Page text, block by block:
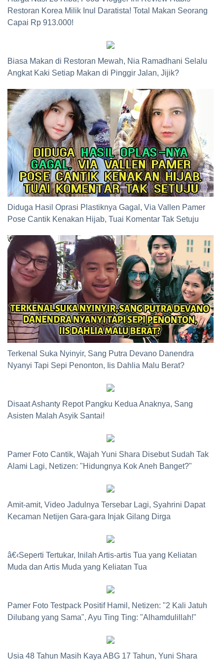
Restoran Korea Milik Inul Daratista! Total Makan Seorang
Capai Rp 913.000!
Biasa Makan di Restoran Mewah, Nia Ramadhani Selalu
Angkat Kaki Setiap Makan di Pinggir Jalan, Jijik?
Diduga Hasil Oprasi Plastiknya Gagal, Via Vallen Pamer
Pose Cantik Kenakan Hijab, Tuai Komentar Tak Setuju
Terkenal Suka Nyinyir, Sang Putra Devano Danendra
Nyanyi Tapi Sepi Penonton, Iis Dahlia Malu Berat?
Disaat Ashanty Repot Pangku Kedua Anaknya, Sang
Asisten Malah Asyik Santai!
Pamer Foto Cantik, Wajah Yuni Shara Disebut Sudah Tak
Alami Lagi, Netizen: "Hidungnya Kok Aneh Banget?"
Amit-amit, Video Jadulnya Tersebar Lagi, Syahrini Dapat
Kecaman Netijen Gara-gara Injak Gilang Dirga
â€‹Seperti Tertukar, Inilah Artis-artis Tua yang Keliatan
Muda dan Artis Muda yang Keliatan Tua
Pamer Foto Testpack Positif Hamil, Netizen: "2 Kali Jatuh
Dilubang yang Sama", Ayu Ting Ting: "Alhamdulillah!"
Usia 48 Tahun Masih Kaya ABG 17 Tahun, Yuni Shara